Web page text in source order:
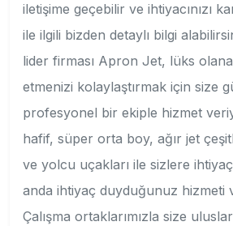
iletişime geçebilir ve ihtiyacınızı
ile ilgili bizden detaylı bilgi
lider firması Apron Jet, lüks
etmenizi kolaylaştırmak için size
profesyonel bir ekiple hizmet
hafif, süper orta boy, ağır jet
ve yolcu uçakları ile sizlere
anda ihtiyaç duyduğunuz hizmeti
Çalışma ortaklarımızla size